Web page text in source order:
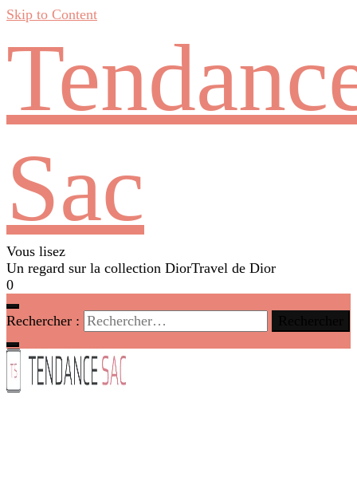
Skip to Content
Sac
Vous lisez
Un regard sur la collection DiorTravel de Dior
0
Rechercher :